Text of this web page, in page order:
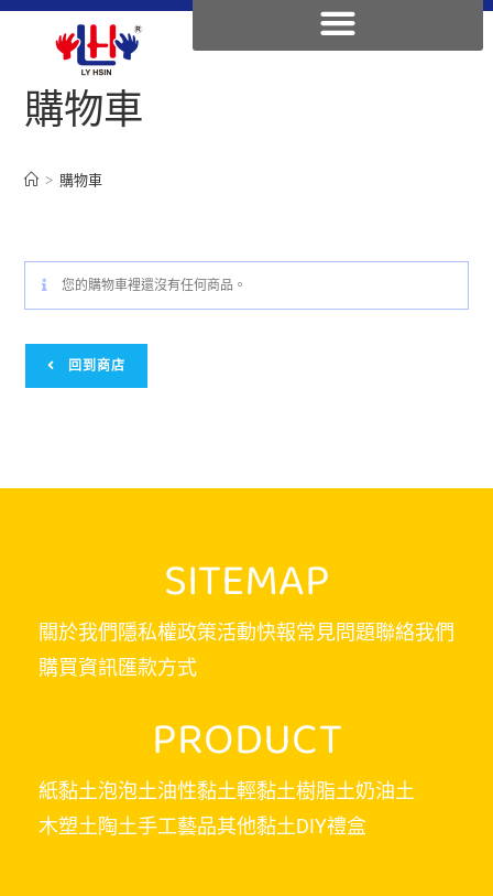
購物車
> 購物車
您的購物車裡還沒有任何商品。
回到商店
SITEMAP
關於我們隱私權政策活動快報常見問題聯絡我們
購買資訊匯款方式
PRODUCT
紙黏土泡泡土油性黏土輕黏土樹脂土奶油土
木塑土陶土手工藝品其他黏土DIY禮盒